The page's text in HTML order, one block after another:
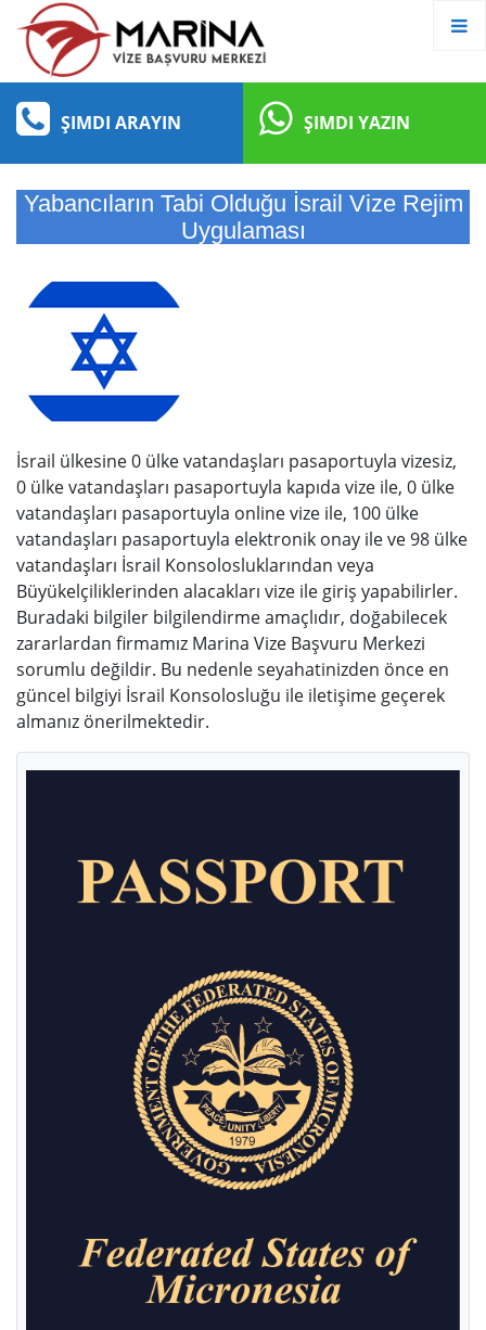
ŞIMDI ARAYIN ŞIMDI YAZIN
Yabancıların Tabi Olduğu İsrail Vize Rejim
Uygulaması
İsrail ülkesine 0 ülke vatandaşları pasaportuyla vizesiz,
0 ülke vatandaşları pasaportuyla kapıda vize ile, 0 ülke
vatandaşları pasaportuyla online vize ile, 100 ülke
vatandaşları pasaportuyla elektronik onay ile ve 98 ülke
vatandaşları İsrail Konsolosluklarından veya
Büyükelçiliklerinden alacakları vize ile giriş yapabilirler.
Buradaki bilgiler bilgilendirme amaçlıdır, doğabilecek
zararlardan firmamız Marina Vize Başvuru Merkezi
sorumlu değildir. Bu nedenle seyahatinizden önce en
güncel bilgiyi İsrail Konsolosluğu ile iletişime geçerek
almanız önerilmektedir.